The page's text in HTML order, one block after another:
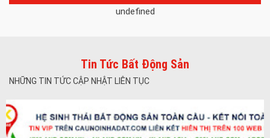
undefined
Tin Tức Bất Động Sản
NHỮNG TIN TỨC CẬP NHẬT LIÊN TỤC